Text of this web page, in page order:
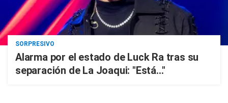
SORPRESIVO
Alarma por el estado de Luck Ra tras su
separación de La Joaqui: "Está..."